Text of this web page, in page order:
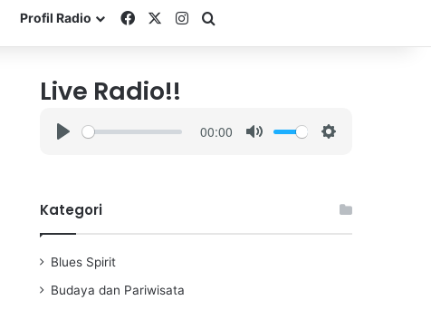
Profil Radio FacebookInstagram
Live Radio!!
y
00:00
i
Kategori
Blues Spirit
Budaya dan Pariwisata